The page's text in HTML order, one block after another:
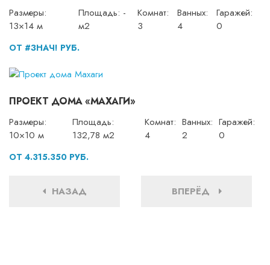
Размеры:
13×14 м
Площадь: -
м2
Комнат:
3
Ванных:
4
Гаражей:
0
ОТ #ЗНАЧ! РУБ.
ПРОЕКТ ДОМА «МАХАГИ»
Размеры:
10×10 м
Площадь:
132,78 м2
Комнат:
4
Ванных:
2
Гаражей:
0
ОТ 4.315.350 РУБ.
НАЗАД ВПЕРЁД